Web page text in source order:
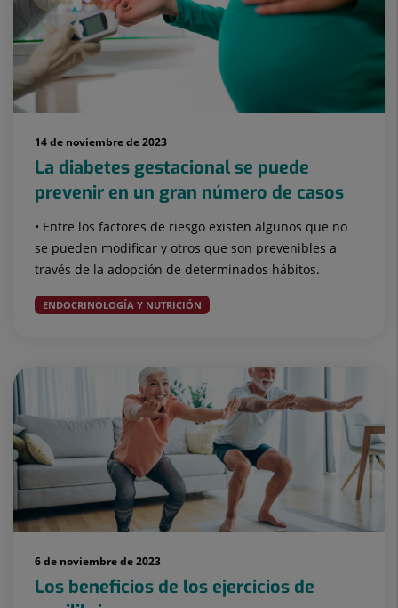
14 de noviembre de 2023
La diabetes gestacional se puede
prevenir en un gran número de casos
• Entre los factores de riesgo existen algunos que no
se pueden modificar y otros que son prevenibles a
través de la adopción de determinados hábitos.
ENDOCRINOLOGÍA Y NUTRICIÓN
6 de noviembre de 2023
Los beneficios de los ejercicios de